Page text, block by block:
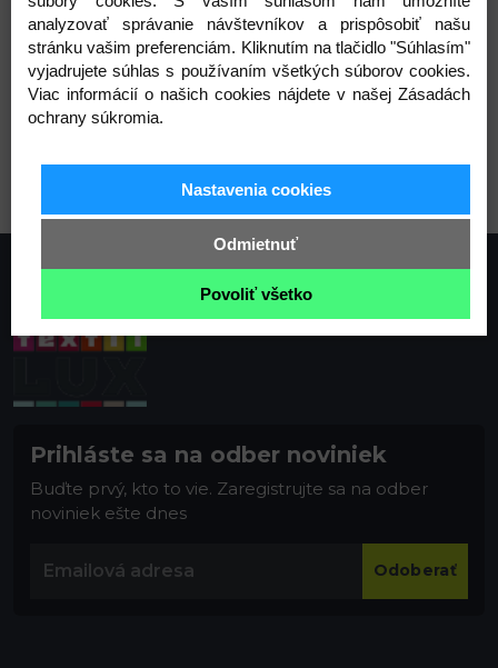
Varianty
Prihláste sa na odber noviniek
Buďte prvý, kto to vie. Zaregistrujte sa na odber
noviniek ešte dnes
Odoberať
analyzovať správanie návštevníkov a prispôsobiť našu
stránku vašim preferenciám. Kliknutím na tlačidlo "Súhlasím"
vyjadrujete súhlas s používaním všetkých súborov cookies.
Viac informácií o našich cookies nájdete v našej Zásadách
ochrany súkromia.
Nastavenia cookies
Odmietnuť
Povoliť všetko